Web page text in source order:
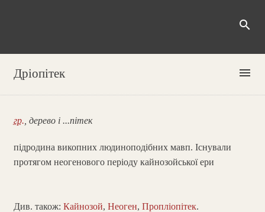
search
Дріопітек menu
гр. , дерево і ...пітек
підродина викопних людиноподібних мавп. Існували
протягом неогенового періоду кайнозойської ери
Див. також: Кайнозой, Неоген, Пропліопітек.